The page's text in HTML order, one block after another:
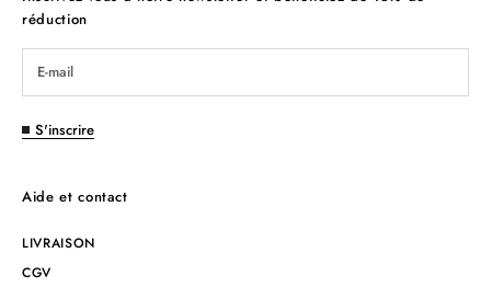
réduction
S'inscrire
Aide et contact
LIVRAISON
CGV